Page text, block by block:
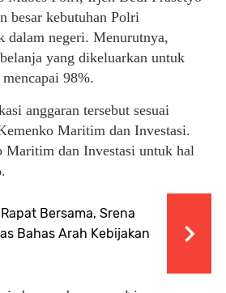
besar kebutuhan Polri
dalam negeri. Menurutnya,
yang dikeluarkan untuk
98%.
anggaran tersebut sesuai
Maritim dan Investasi.
Maritim dan Investasi untuk hal
Bersama, Srena
Bahas Arah Kebijakan